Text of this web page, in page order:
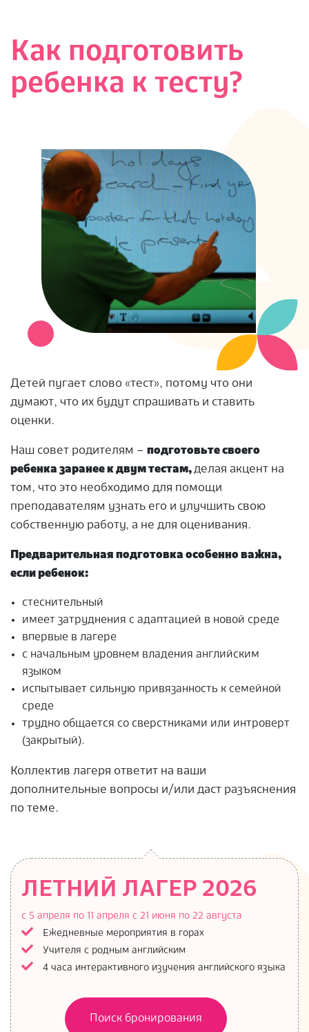
Как подготовить
ребенка к тесту?
Детей пугает слово «тест», потому что они
думают, что их будут спрашивать и ставить
оценки.
Наш совет родителям – подготовьте своего
ребенка заранее к двум тестам,делая акцент на
том, что это необходимо для помощи
преподавателям узнать его и улучшить свою
собственную работу, а не для оценивания.
Предварительная подготовка особенно важна,
если ребенок:
стеснительный
имеет затруднения с адаптацией в новой среде
впервые в лагере
с начальным уровнем владения английским
языком
испытывает сильную привязанность к семейной
среде
трудно общается со сверстниками или интроверт
(закрытый).
Коллектив лагеря ответит на ваши
дополнительные вопросы и/или даст разъяснения
по теме.
ЛЕТНИЙ ЛАГЕР 2026
с 5 апреля по 11 апреля с 21 июня по 22 августа
Ежедневные мероприятия в горах
Учителя с родным английским
4 часа интерактивного изучения английского языка
Поиск бронирования